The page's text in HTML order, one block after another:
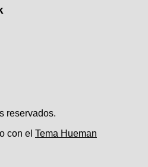
reservados.
con el Tema Hueman